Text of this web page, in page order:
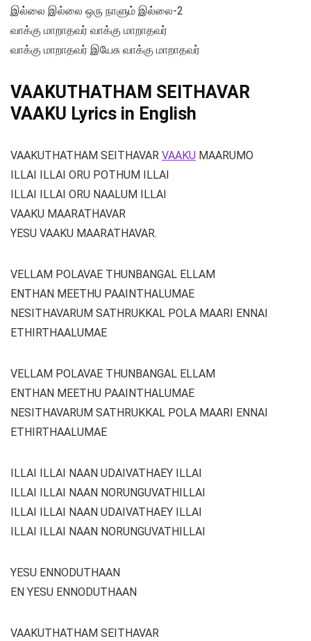
இல்லை இல்லை ஒரு நாளும் இல்லை-2
வாக்கு மாறாதவர் வாக்கு மாறாதவர்
வாக்கு மாறாதவர் இயேசு வாக்கு மாறாதவர்
VAAKUTHATHAM SEITHAVAR
VAAKU Lyrics in English
VAAKUTHATHAM SEITHAVAR VAAKU MAARUMO
ILLAI ILLAI ORU POTHUM ILLAI
ILLAI ILLAI ORU NAALUM ILLAI
VAAKU MAARATHAVAR
YESU VAAKU MAARATHAVAR.
VELLAM POLAVAE THUNBANGAL ELLAM
ENTHAN MEETHU PAAINTHALUMAE
NESITHAVARUM SATHRUKKAL POLA MAARI ENNAI
ETHIRTHAALUMAE
VELLAM POLAVAE THUNBANGAL ELLAM
ENTHAN MEETHU PAAINTHALUMAE
NESITHAVARUM SATHRUKKAL POLA MAARI ENNAI
ETHIRTHAALUMAE
ILLAI ILLAI NAAN UDAIVATHAEY ILLAI
ILLAI ILLAI NAAN NORUNGUVATHILLAI
ILLAI ILLAI NAAN UDAIVATHAEY ILLAI
ILLAI ILLAI NAAN NORUNGUVATHILLAI
YESU ENNODUTHAAN
EN YESU ENNODUTHAAN
VAAKUTHATHAM SEITHAVAR